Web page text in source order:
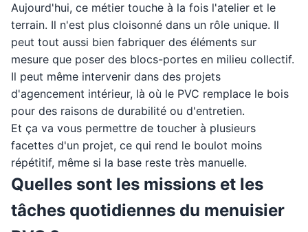
Aujourd'hui, ce métier touche à la fois l'atelier et le
terrain. Il n'est plus cloisonné dans un rôle unique. Il
peut tout aussi bien fabriquer des éléments sur
mesure que poser des blocs-portes en milieu collectif.
Il peut même intervenir dans des projets
d'agencement intérieur, là où le PVC remplace le bois
pour des raisons de durabilité ou d'entretien.
Et ça va vous permettre de toucher à plusieurs
facettes d'un projet, ce qui rend le boulot moins
répétitif, même si la base reste très manuelle.
Quelles sont les missions et les
tâches quotidiennes du menuisier